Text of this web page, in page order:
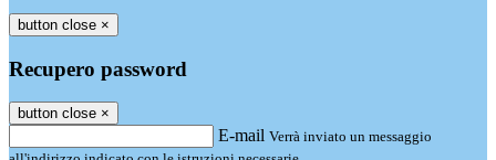
button close ×
Recupero password
button close ×
E-mail Verrà inviato un messaggio